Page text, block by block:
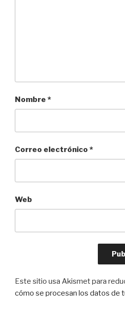
Nombre *
Correo electrónico *
Web
Este sitio usa Akismet para
cómo se procesan los datos de